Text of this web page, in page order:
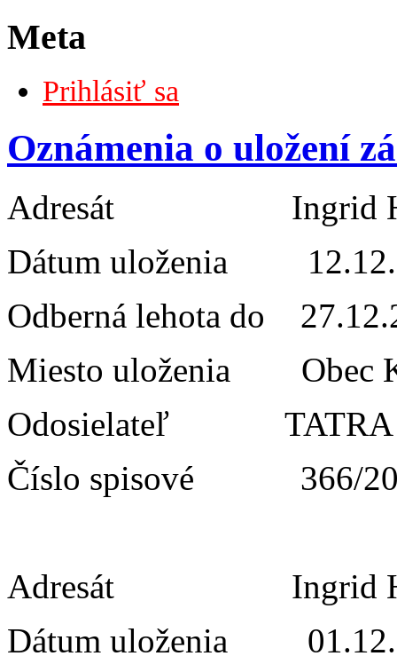
Meta
Prihlásiť sa
Oznámenia o uložení
Adresát Ingrid
Dátum uloženia
Odberná lehota do
Miesto uloženia
Odosielateľ
Číslo spisové 366/
Adresát Ingrid
Dátum uloženia